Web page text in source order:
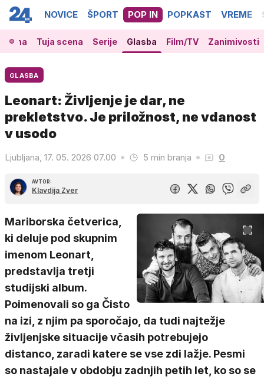
NOVICE ŠPORT POP IN POPKAST VREME
Tuja scena Serije Glasba Film/TV Zanimivosti
GLASBA
Leonart: Življenje je dar, ne
prekletstvo. Je priložnost, ne vdanost
v usodo
Ljubljana, 17. 05. 2026 07.00 5 min branja 0
AVTOR:
Klavdija Zver
Mariborska četverica,
ki deluje pod skupnim
imenom Leonart,
predstavlja tretji
studijski album.
Poimenovali so ga Čisto
na izi, z njim pa sporočajo, da tudi najtežje
življenjske situacije včasih potrebujejo
distanco, zaradi katere se vse zdi lažje. Pesmi
so nastajale v obdobju zadnjih petih let, ko so se